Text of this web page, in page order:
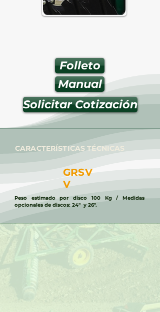
Folleto
Manual
Solicitar Cotización
CARACTERÍSTICAS TÉCNICAS
GRSV
V
Peso estimado por disco 100 Kg / Medidas
opcionales de discos: 24" y 26".